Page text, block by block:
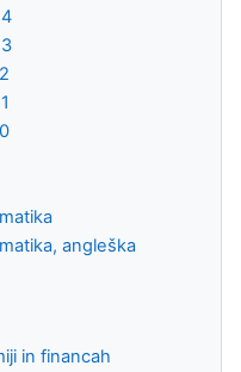
angleška
in financah